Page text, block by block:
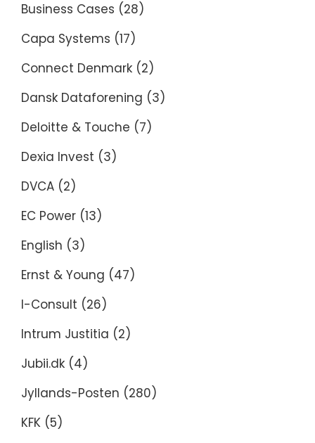
Business Cases (28)
Capa Systems (17)
Connect Denmark (2)
Dansk Dataforening (3)
Deloitte & Touche (7)
Dexia Invest (3)
DVCA (2)
EC Power (13)
English (3)
Ernst & Young (47)
I-Consult (26)
Intrum Justitia (2)
Jubii.dk (4)
Jyllands-Posten (280)
KFK (5)